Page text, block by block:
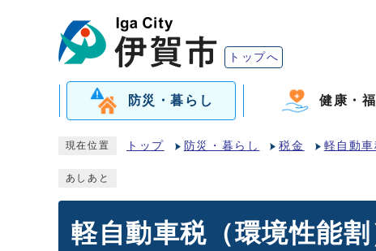
トップへ
防災・暮らし 健康・
現在位置 トップ 防災・暮らし 税金 軽自動車
あしあと
軽自動車税（環境性能